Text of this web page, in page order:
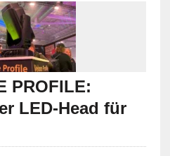
PROFILE:
LED-Head für